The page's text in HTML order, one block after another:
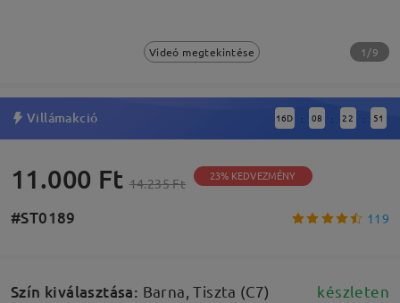
Videó megtekintése 1/9
Villámakció 16D : 08 : 22 : 51
11.000 Ft 14.235 Ft 23% KEDVEZMÉNY
#ST0189 119
Szín kiválasztása: Barna, Tiszta (C7) készleten